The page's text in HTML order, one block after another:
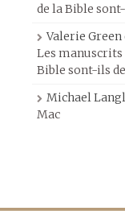
de la Bible
Valerie Green
Les manuscrits
Bible sont-ils
Michael
Mac